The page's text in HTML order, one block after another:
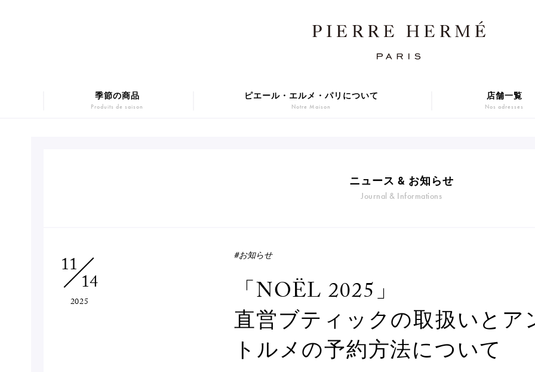
ニュース & お知らせ
Journal & Informations
11
14
2025
#お知らせ
「NOËL 2025」
直営ブティックの取扱いとア
トルメの予約方法について
季節の商品
Produits de saison
Pâtisseries
ピエール・エルメ・パリについて
Notre Maison
店舗一覧
Nos adresses
アイス